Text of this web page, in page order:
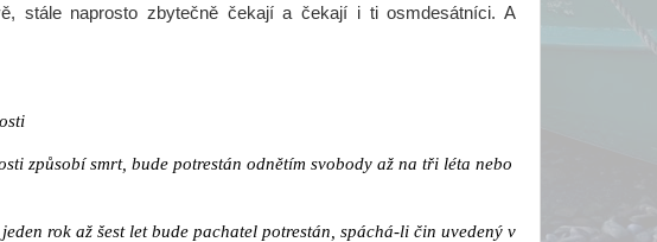
stále naprosto zbytečně čekají a čekají i ti osmdesátníci. A
způsobí smrt, bude potrestán odnětím svobody až na tři léta nebo
rok až šest let bude pachatel potrestán, spáchá-li čin uvedený v